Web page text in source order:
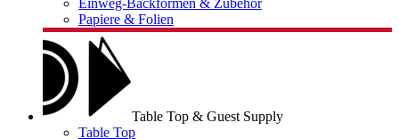
Einweg-Backformen & Zubehör
Papiere & Folien
Table Top & Guest Supply
Table Top